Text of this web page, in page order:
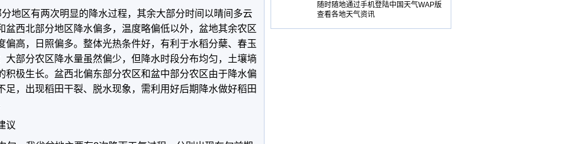
地区有两次明显的降水过程，其余大部分时间以晴间多云
盆西北部分地区降水偏多，温度略偏低以外，盆地其余农区
偏高，日照偏多。整体光热条件好，有利于水稻分蘖、春玉
大部分农区降水量虽然偏少，但降水时段分布均匀，土壤墒
积极生长。盆西北偏东部分农区和盆中部分农区由于降水偏
足，出现稻田干裂、脱水现象，需利用好后期降水做好稻田
议
随时随地通过手机登陆中国天气WAP版
查看各地天气资讯